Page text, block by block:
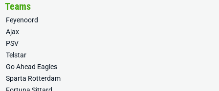
Teams
Feyenoord
Ajax
PSV
Telstar
Go Ahead Eagles
Sparta Rotterdam